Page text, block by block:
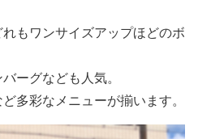
もワンサイズアップほどのボ
ーグなども人気。
多彩なメニューが揃います。